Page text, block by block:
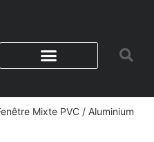
Mixte PVC / Aluminium